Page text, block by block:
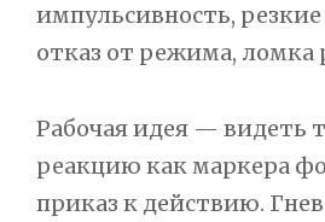
импульсивность,
отказ от режима, ломка
Рабочая идея — видеть
реакцию как маркера
приказ к действию.